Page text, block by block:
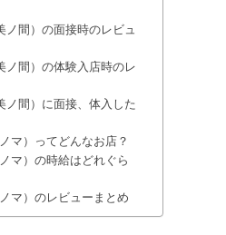
ノ間）の面接時のレビュ
ノ間）の体験入店時のレ
ノ間）に面接、体入した
マ）ってどんなお店？
マ）の時給はどれぐら
マ）のレビューまとめ